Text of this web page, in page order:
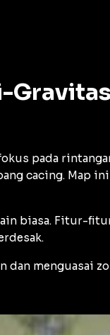
pada
cacing. Map
biasa. Fitur-
dan menguasai